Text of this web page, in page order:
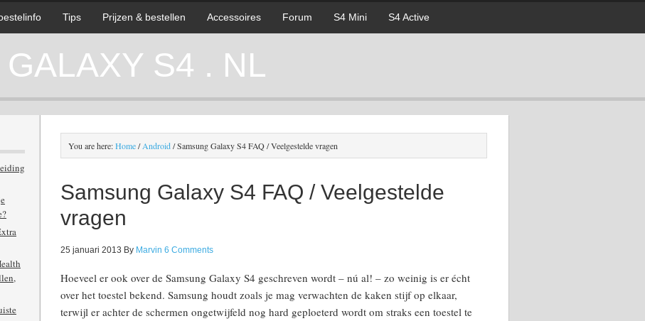
Tips Prijzen & bestellen Accessoires Forum S4 Mini S4 Active
S4 . NL
You are here:Home/ Android/Samsung Galaxy S4 FAQ / Veelgestelde vragen
Samsung Galaxy S4 FAQ / Veelgestelde
vragen
25 januari 2013 By Marvin 6 Comments
Hoeveel er ook over de Samsung Galaxy S4 geschreven wordt – nú al! – zo weinig is er écht
over het toestel bekend. Samsung houdt zoals je mag verwachten de kaken stijf op elkaar,
terwijl er achter de schermen ongetwijfeld nog hard geploeterd wordt om straks een toestel te